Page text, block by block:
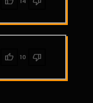
thumb_up 10 thumb_down